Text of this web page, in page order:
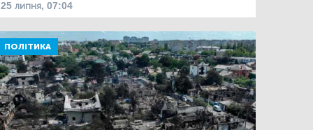
25 липня, 07:04
ПОЛІТИКА